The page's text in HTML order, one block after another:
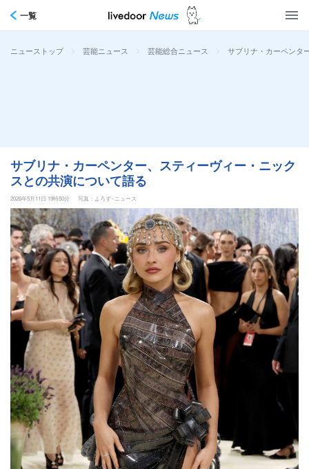
一覧
ニューストップ > 芸能ニュース > 芸能総合ニュース > サブリナ・カーペンタ
サブリナ・カーペンター、スティーヴィー・ニック
スとの共演について語る
2026年5月11日 19時50分 写真：よろず~ニュース